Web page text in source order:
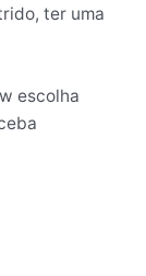
ter uma
escolha